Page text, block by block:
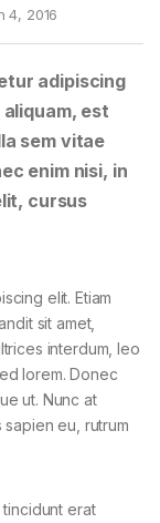
4, 2016
adipiscing
est
sem vitae
enim nisi, in
cursus
elit. Etiam
sit amet,
interdum, leo
lorem. Donec
ut. Nunc at
sapien eu, rutrum
erat